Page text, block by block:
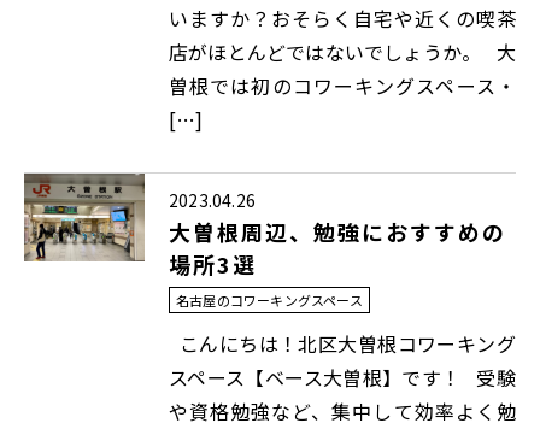
いますか？おそらく自宅や近くの喫茶
店がほとんどではないでしょうか。 大
曽根では初のコワーキングスペース・
[…]
2023.04.26
大曽根周辺、勉強におすすめの
場所3選
名古屋のコワーキングスペース
こんにちは！北区大曽根コワーキング
スペース【ベース大曽根】です！ 受験
や資格勉強など、集中して効率よく勉